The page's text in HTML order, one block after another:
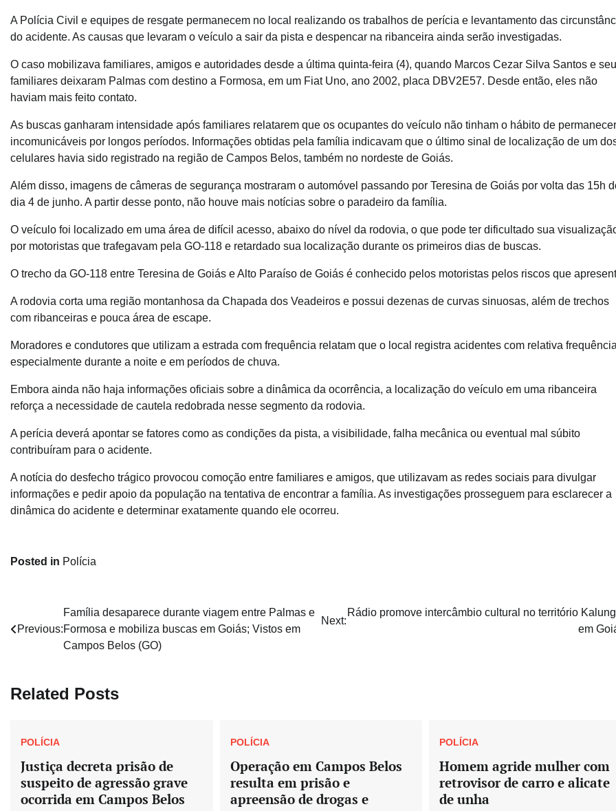
A Polícia Civil e equipes de resgate permanecem no local realizando os trabalhos de perícia e levantamento das
do acidente. As causas que levaram o veículo a sair da pista e despencar na ribanceira ainda serão investigadas.
O caso mobilizava familiares, amigos e autoridades desde a última quinta-feira (4), quando Marcos Cezar Silva Santos e
familiares deixaram Palmas com destino a Formosa, em um Fiat Uno, ano 2002, placa DBV2E57. Desde então, eles não
haviam mais feito contato.
As buscas ganharam intensidade após familiares relatarem que os ocupantes do veículo não tinham o hábito de permanecer
incomunicáveis por longos períodos. Informações obtidas pela família indicavam que o último sinal de localização de um
celulares havia sido registrado na região de Campos Belos, também no nordeste de Goiás.
Além disso, imagens de câmeras de segurança mostraram o automóvel passando por Teresina de Goiás por volta das 15h
dia 4 de junho. A partir desse ponto, não houve mais notícias sobre o paradeiro da família.
O veículo foi localizado em uma área de difícil acesso, abaixo do nível da rodovia, o que pode ter dificultado sua
por motoristas que trafegavam pela GO-118 e retardado sua localização durante os primeiros dias de buscas.
O trecho da GO-118 entre Teresina de Goiás e Alto Paraíso de Goiás é conhecido pelos motoristas pelos riscos que
A rodovia corta uma região montanhosa da Chapada dos Veadeiros e possui dezenas de curvas sinuosas, além de trechos
com ribanceiras e pouca área de escape.
Moradores e condutores que utilizam a estrada com frequência relatam que o local registra acidentes com relativa
especialmente durante a noite e em períodos de chuva.
Embora ainda não haja informações oficiais sobre a dinâmica da ocorrência, a localização do veículo em uma ribanceira
reforça a necessidade de cautela redobrada nesse segmento da rodovia.
A perícia deverá apontar se fatores como as condições da pista, a visibilidade, falha mecânica ou eventual mal súbito
contribuíram para o acidente.
A notícia do desfecho trágico provocou comoção entre familiares e amigos, que utilizavam as redes sociais para divulgar
informações e pedir apoio da população na tentativa de encontrar a família. As investigações prosseguem para esclarecer a
dinâmica do acidente e determinar exatamente quando ele ocorreu.
Posted in Polícia
Navegação
Previous:
Família desaparece durante viagem entre Palmas e
Formosa e mobiliza buscas em Goiás; Vistos em
Campos Belos (GO)
Next:
Rádio promove intercâmbio cultural no território
em
Related Posts
POLÍCIA
Justiça decreta prisão de
suspeito de agressão grave
ocorrida em Campos Belos
POLÍCIA
Operação em Campos Belos
resulta em prisão e
apreensão de drogas e
POLÍCIA
Homem agride mulher com
retrovisor de carro e alicate
de unha